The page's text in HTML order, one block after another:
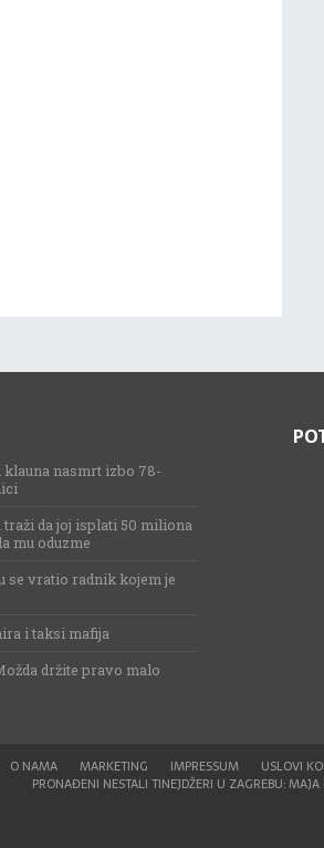
klauna nasmrt izbo 78-
da joj isplati 50 miliona
mu oduzme
se vratio radnik kojem je
i taksi mafija
držite pravo malo
O NAMA MARKETING IMPRESSUM
USLOVI
PRONAĐENI NESTALI TINEJDŽERI U ZAGREBU: